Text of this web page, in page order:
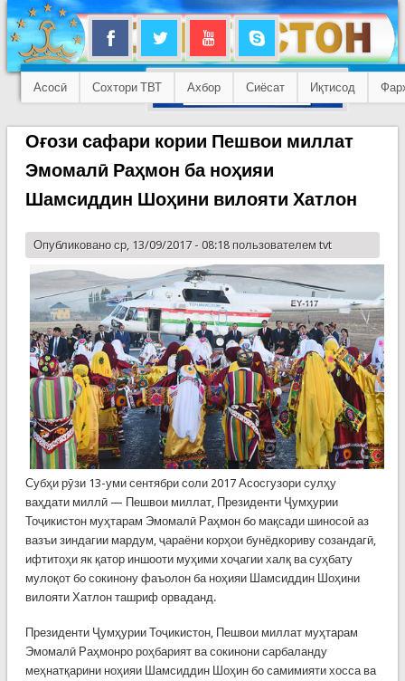
Асосӣ Сохтори ТВТ Ахбор Сиёсат Иқтисод
Оғози сафари кории Пешвои миллат
Эмомалӣ Раҳмон ба ноҳияи
Шамсиддин Шоҳини вилояти Хатлон
Опубликовано ср, 13/09/2017 - 08:18 пользователем tvt
Субҳи рӯзи 13-уми сентябри соли 2017 Асосгузори сулҳу
ваҳдати миллӣ — Пешвои миллат, Президенти Ҷумҳурии
Тоҷикистон муҳтарам Эмомалӣ Раҳмон бо мақсади шиносоӣ аз
вазъи зиндагии мардум, ҷараёни корҳои бунёдкориву созандагӣ,
ифтитоҳи як қатор иншооти муҳими хоҷагии халқ ва суҳбату
мулоқот бо сокинону фаъолон ба ноҳияи Шамсиддин Шоҳини
вилояти Хатлон ташриф орваданд.
Президенти Ҷумҳурии Тоҷикистон, Пешвои миллат муҳтарам
Эмомалӣ Раҳмонро роҳбарият ва сокинони сарбаланду
меҳнатқарини ноҳияи Шамсиддин Шоҳин бо самимияти хосса ва